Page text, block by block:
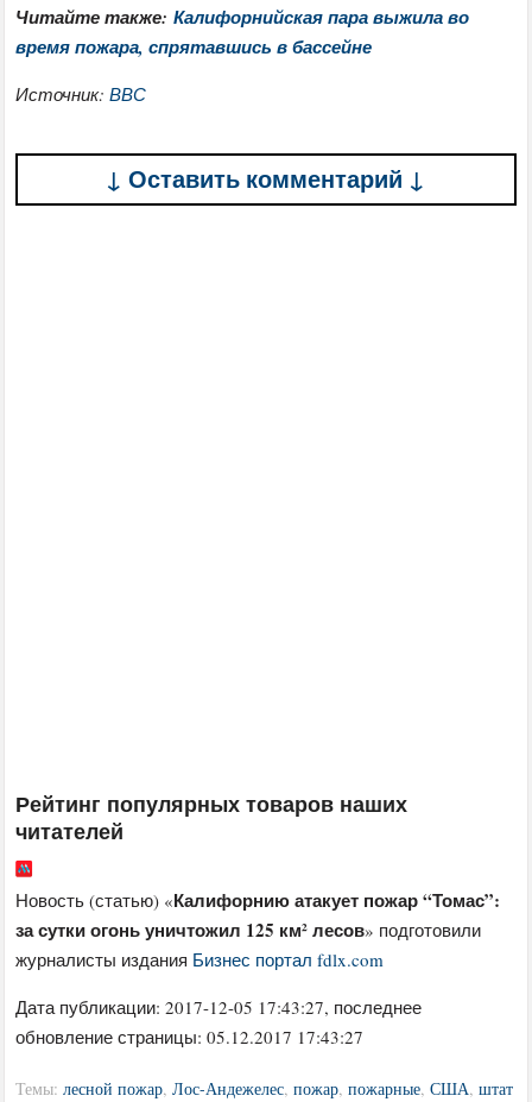
Читайте также:Калифорнийская пара выжила во
время пожара, спрятавшись в бассейне
Источник:ВВС
↓ Оставить комментарий ↓
Рейтинг популярных товаров наших
читателей
Новость (статью) «Калифорнию атакует пожар “Томас”:
за сутки огонь уничтожил 125 км² лесов» подготовили
журналисты издания Бизнес портал fdlx.com
Дата публикации:2017-12-05 17:43:27, последнее
обновление страницы: 05.12.2017 17:43:27
Темы:лесной пожар,Лос-Андежелес,пожар,пожарные,США,штат